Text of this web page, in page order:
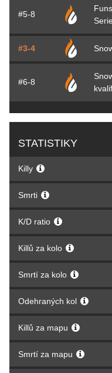
#5-8
#3-4
#6-8
STATISTIKY
Killy
Smrti
K/D ratio
Killů za kolo
Smrtí za kolo
Odehraných kol
Killů za mapu
Smrtí za mapu